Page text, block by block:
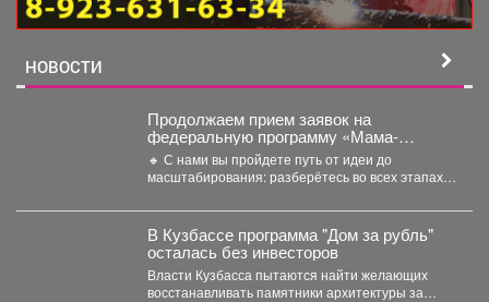
НОВОСТИ
Продолжаем прием заявок на
федеральную программу «Мама-
предприниматель» 2026!
🔸 С нами вы пройдете путь от идеи до
масштабирования: разберётесь во всех этапах
В Кузбассе программа "Дом за рубль"
осталась без инвесторов
Власти Кузбасса пытаются найти желающих
восстанавливать памятники архитектуры за